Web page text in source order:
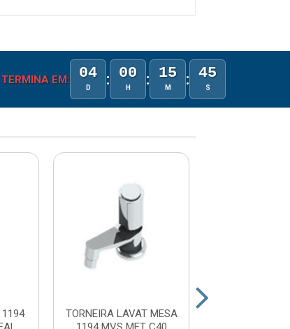
TERMINA EM: 04
D : 00
H : 15
M : 44
S
1194
TORNEIRA LAVAT MESA